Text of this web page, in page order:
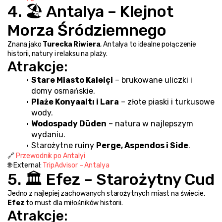
4. 🏖️ Antalya – Klejnot
Morza Śródziemnego
Znana jako Turecka Riwiera, Antalya to idealne połączenie
historii, natury i relaksu na plaży.
Atrakcje:
Stare Miasto Kaleiçi – brukowane uliczki i
domy osmańskie.
Plaże Konyaaltı i Lara – złote piaski i turkusowe
wody.
Wodospady Düden – natura w najlepszym
wydaniu.
Starożytne ruiny Perge, Aspendos i Side.
🔗 Przewodnik po Antalyi
🌐 External: TripAdvisor – Antalya
5. 🏛️ Efez – Starożytny Cud
Jedno z najlepiej zachowanych starożytnych miast na świecie,
Efez to must dla miłośników historii.
Atrakcje: